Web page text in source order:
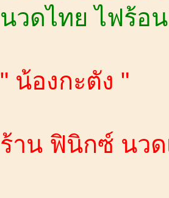
นวดไทย ไฟร้อ
" น้องกะตัง "
ร้าน ฟินิกซ์ นว